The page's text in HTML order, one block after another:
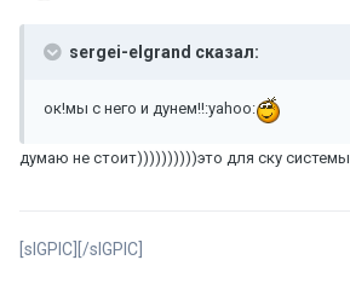
sergei-elgrand сказал:
ок!мы с него и дунем!!:yahoo:
думаю не стоит))))))))))это для ску системы
[sIGPIC][/sIGPIC]